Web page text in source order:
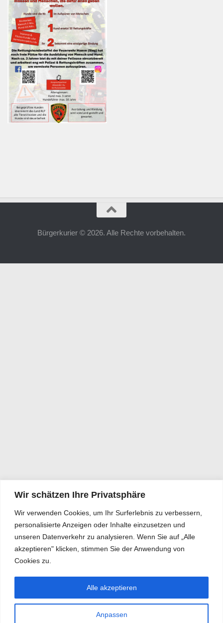
Wir schätzen Ihre Privatsphäre
Wir verwenden Cookies, um Ihr Surferlebnis zu verbessern,
personalisierte Anzeigen oder Inhalte einzusetzen und
unseren Datenverkehr zu analysieren. Wenn Sie auf „Alle
akzeptieren" klicken, stimmen Sie der Anwendung von
Cookies zu.
Anpassen
Alle akzeptieren
Bürgerkurier © 2026. Alle Rechte vorbehalten.